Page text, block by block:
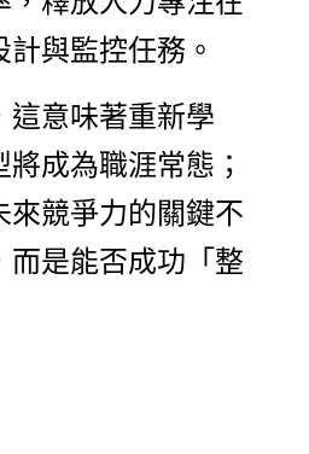
與監控任務。
這意味著重新學
成為職涯常態；
來競爭力的關鍵不
而是能否成功「整